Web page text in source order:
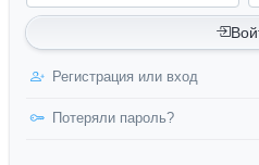
Регистрация или вход
Потеряли пароль?